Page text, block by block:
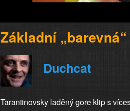
Základní
Duchcat
Tarantinovsky laděný gore klip s